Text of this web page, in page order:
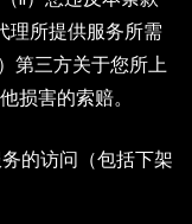
理所提供服务所需
第三方关于您所上
损害的索赔。
的访问（包括下架